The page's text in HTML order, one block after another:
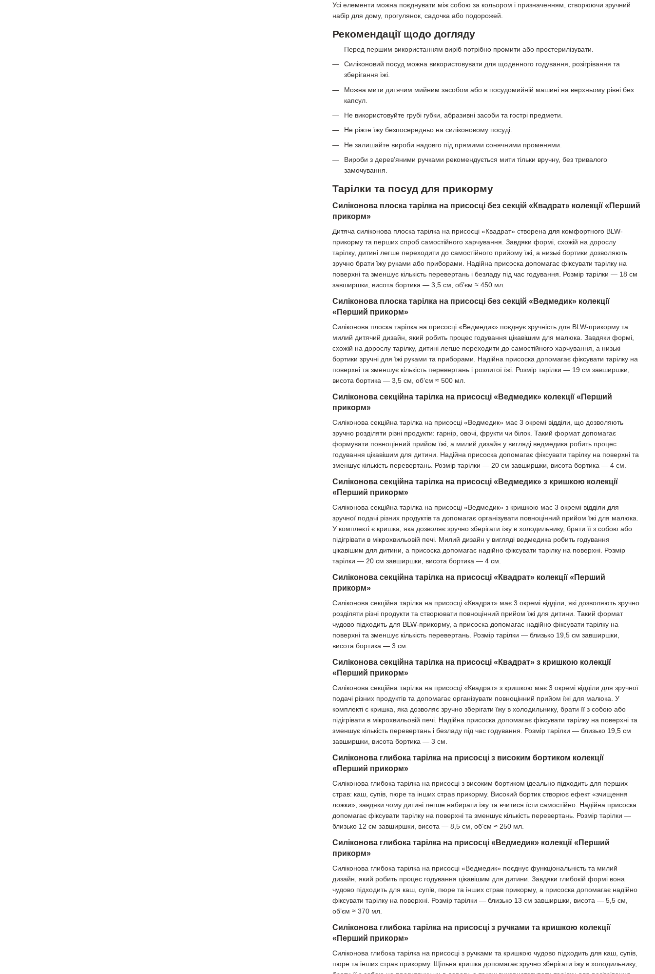
Усі елементи можна поєднувати між собою за кольором і призначенням, створюючи зручний
набір для дому, прогулянок, садочка або подорожей.
Рекомендації щодо догляду
Перед першим використанням виріб потрібно промити або простерилізувати.
Силіконовий посуд можна використовувати для щоденного годування, розігрівання та
зберігання їжі.
Можна мити дитячим мийним засобом або в посудомийній машині на верхньому рівні без
капсул.
Не використовуйте грубі губки, абразивні засоби та гострі предмети.
Не ріжте їжу безпосередньо на силіконовому посуді.
Не залишайте вироби надовго під прямими сонячними променями.
Вироби з дерев’яними ручками рекомендується мити тільки вручну, без тривалого
замочування.
Тарілки та посуд для прикорму
Силіконова плоска тарілка на присосці без секцій «Квадрат» колекції «Перший
прикорм»
Дитяча силіконова плоска тарілка на присосці «Квадрат» створена для комфортного BLW-
прикорму та перших спроб самостійного харчування. Завдяки формі, схожій на дорослу
тарілку, дитині легше переходити до самостійного прийому їжі, а низькі бортики дозволяють
зручно брати їжу руками або приборами. Надійна присоска допомагає фіксувати тарілку на
поверхні та зменшує кількість перевертань і безладу під час годування. Розмір тарілки — 18 см
завширшки, висота бортика — 3,5 см, об’єм ≈ 450 мл.
Силіконова плоска тарілка на присосці без секцій «Ведмедик» колекції
«Перший прикорм»
Силіконова плоска тарілка на присосці «Ведмедик» поєднує зручність для BLW-прикорму та
милий дитячий дизайн, який робить процес годування цікавішим для малюка. Завдяки формі,
схожій на дорослу тарілку, дитині легше переходити до самостійного харчування, а низькі
бортики зручні для їжі руками та приборами. Надійна присоска допомагає фіксувати тарілку на
поверхні та зменшує кількість перевертань і розлитої їжі. Розмір тарілки — 19 см завширшки,
висота бортика — 3,5 см, об’єм ≈ 500 мл.
Силіконова секційна тарілка на присосці «Ведмедик» колекції «Перший
прикорм»
Силіконова секційна тарілка на присосці «Ведмедик» має 3 окремі відділи, що дозволяють
зручно розділяти різні продукти: гарнір, овочі, фрукти чи білок. Такий формат допомагає
формувати повноцінний прийом їжі, а милий дизайн у вигляді ведмедика робить процес
годування цікавішим для дитини. Надійна присоска допомагає фіксувати тарілку на поверхні та
зменшує кількість перевертань. Розмір тарілки — 20 см завширшки, висота бортика — 4 см.
Силіконова секційна тарілка на присосці «Ведмедик» з кришкою колекції
«Перший прикорм»
Силіконова секційна тарілка на присосці «Ведмедик» з кришкою має 3 окремі відділи для
зручної подачі різних продуктів та допомагає організувати повноцінний прийом їжі для малюка.
У комплекті є кришка, яка дозволяє зручно зберігати їжу в холодильнику, брати її з собою або
підігрівати в мікрохвильовій печі. Милий дизайн у вигляді ведмедика робить годування
цікавішим для дитини, а присоска допомагає надійно фіксувати тарілку на поверхні. Розмір
тарілки — 20 см завширшки, висота бортика — 4 см.
Силіконова секційна тарілка на присосці «Квадрат» колекції «Перший
прикорм»
Силіконова секційна тарілка на присосці «Квадрат» має 3 окремі відділи, які дозволяють зручно
розділяти різні продукти та створювати повноцінний прийом їжі для дитини. Такий формат
чудово підходить для BLW-прикорму, а присоска допомагає надійно фіксувати тарілку на
поверхні та зменшує кількість перевертань. Розмір тарілки — близько 19,5 см завширшки,
висота бортика — 3 см.
Силіконова секційна тарілка на присосці «Квадрат» з кришкою колекції
«Перший прикорм»
Силіконова секційна тарілка на присосці «Квадрат» з кришкою має 3 окремі відділи для зручної
подачі різних продуктів та допомагає організувати повноцінний прийом їжі для малюка. У
комплекті є кришка, яка дозволяє зручно зберігати їжу в холодильнику, брати її з собою або
підігрівати в мікрохвильовій печі. Надійна присоска допомагає фіксувати тарілку на поверхні та
зменшує кількість перевертань і безладу під час годування. Розмір тарілки — близько 19,5 см
завширшки, висота бортика — 3 см.
Силіконова глибока тарілка на присосці з високим бортиком колекції
«Перший прикорм»
Силіконова глибока тарілка на присосці з високим бортиком ідеально підходить для перших
страв: каш, супів, пюре та інших страв прикорму. Високий бортик створює ефект «зчищення
ложки», завдяки чому дитині легше набирати їжу та вчитися їсти самостійно. Надійна присоска
допомагає фіксувати тарілку на поверхні та зменшує кількість перевертань. Розмір тарілки —
близько 12 см завширшки, висота — 8,5 см, об’єм ≈ 250 мл.
Силіконова глибока тарілка на присосці «Ведмедик» колекції «Перший
прикорм»
Силіконова глибока тарілка на присосці «Ведмедик» поєднує функціональність та милий
дизайн, який робить процес годування цікавішим для дитини. Завдяки глибокій формі вона
чудово підходить для каш, супів, пюре та інших страв прикорму, а присоска допомагає надійно
фіксувати тарілку на поверхні. Розмір тарілки — близько 13 см завширшки, висота — 5,5 см,
об’єм ≈ 370 мл.
Силіконова глибока тарілка на присосці з ручками та кришкою колекції
«Перший прикорм»
Силіконова глибока тарілка на присосці з ручками та кришкою чудово підходить для каш, супів,
пюре та інших страв прикорму. Щільна кришка допомагає зручно зберігати їжу в холодильнику,